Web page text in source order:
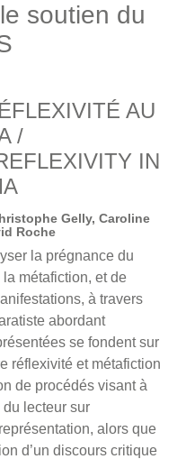
soutien du
AU
/
IN
Gelly, Caroline
Roche
la prégnance du
métafiction, et de
à travers
abordant
se fondent sur
réflexivité et métafiction
de procédés visant à
du lecteur sur
alors que
d’un discours critique